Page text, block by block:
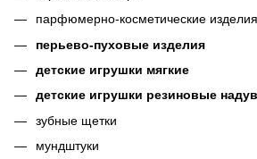
парфюмерно-косметические изделия
перьево-пуховые изделия
детские игрушки мягкие
детские игрушки резиновые
зубные щетки
мундштуки